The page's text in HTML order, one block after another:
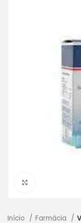
Início Farmácia